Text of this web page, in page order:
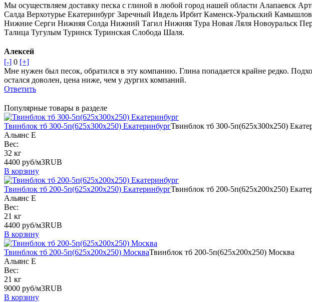
Мы осуществляем доставку песка с глиной в любой город нашей области Алапаевск
Салда Верхотурье Екатеринбург Заречный Ивдель Ирбит Каменск-Уральский
Нижние Серги Нижняя Солда Нижний Тагил Нижняя Тура Новая Ляля Новоуральск
Талица Тугулым Туринск Туринская Слобода Шаля.
Алексей
[-] 0 [+]
Мне нужен был песок, обратился в эту компанию. Глина попадается крайне редко.
остался доволен, цена ниже, чем у дургих компаний.
Ответить
Популярные товары в разделе
Твинблок тб 300-5п(625х300х250) ЕкатеринбургТвинблок тб 300-5п(625х300х250)
Альянс Е
Вес:
32 кг
4400 руб/м3RUB
В корзину
Твинблок тб 200-5п(625х200х250) ЕкатеринбургТвинблок тб 200-5п(625х200х250)
Альянс Е
Вес:
21 кг
4400 руб/м3RUB
В корзину
Твинблок тб 200-5п(625х200х250) МоскваТвинблок тб 200-5п(625х200х250) Москва
Альянс Е
Вес:
21 кг
9000 руб/м3RUB
В корзину